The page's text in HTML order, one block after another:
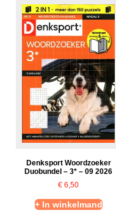
Denksport Woordzoeker
Duobundel – 3* – 09 2026
€ 6,50
+ In winkelmand